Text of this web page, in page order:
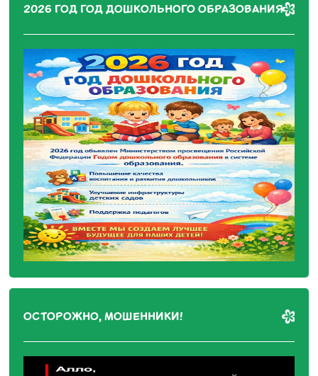
2026 ГОД ГОД ДОШКОЛЬНОГО ОБРАЗОВАНИЯ
ОСТОРОЖНО, МОШЕННИКИ!